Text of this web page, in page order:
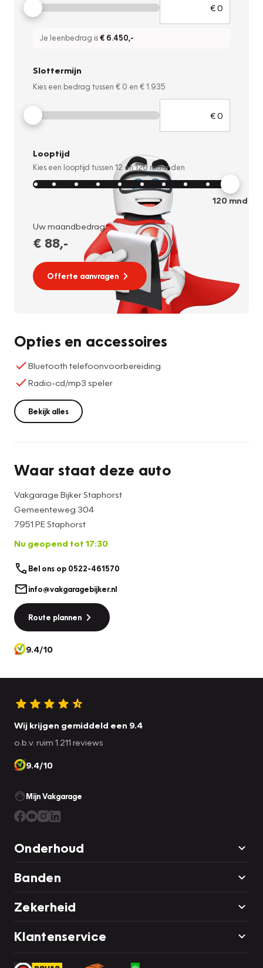
Je leenbedrag is€ 6.450,-
Slottermijn
Kies een bedrag tussen € 0 en € 1.935
Looptijd
Kies een looptijd tussen 12 en120 maanden
120mnd
Uw maandbedrag:
€ 88,-
Offerte aanvragen
Opties en accessoires
Bluetooth telefoonvoorbereiding
Radio-cd/mp3 speler
Bekijk alles
Waar staat deze auto
Vakgarage Bijker Staphorst
Gemeenteweg 304
7951 PE Staphorst
Nu geopend tot 17:30
Bel ons op 0522-461570
info@vakgaragebijker.nl
Route plannen
9.4/10
Wij krijgen gemiddeld een 9.4
o.b.v. ruim 1.211 reviews
9.4/10
Mijn Vakgarage
Onderhoud
Banden
Zekerheid
Klantenservice